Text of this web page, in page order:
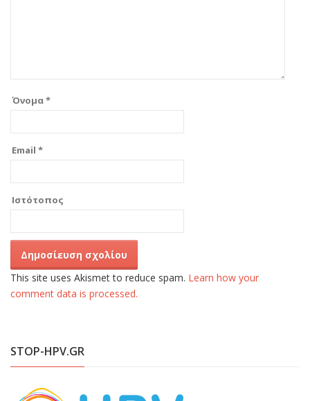
Όνομα*
Email *
Ιστότοπος
This site uses Akismet to reduce spam. Learn how your
comment data is processed.
STOP-HPV.GR